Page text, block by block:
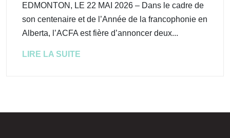
EDMONTON, LE 22 MAI 2026 – Dans le cadre de
son centenaire et de l’Année de la francophonie en
Alberta, l’ACFA est fière d’annoncer deux...
LIRE LA SUITE